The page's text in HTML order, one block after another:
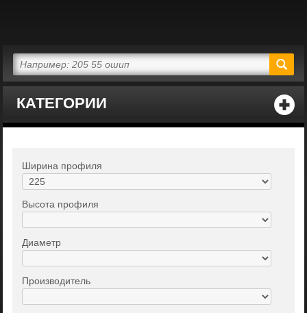
КАТЕГОРИИ
Ширина профиля
Высота профиля
Диаметр
Производитель